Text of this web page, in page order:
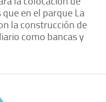
en el parque La
la construcción de
como bancas y